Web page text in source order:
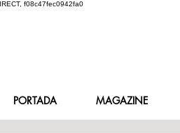
f08c47fec0942fa0
PORTADA MAGAZINE